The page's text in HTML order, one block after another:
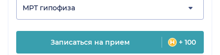
МРТ гипофиза
Записаться на прием + 100